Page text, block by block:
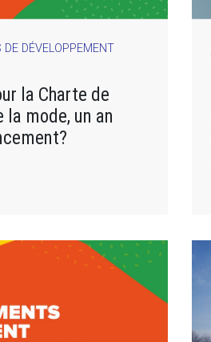
DE DÉVELOPPEMENT
la Charte de
la mode, un an